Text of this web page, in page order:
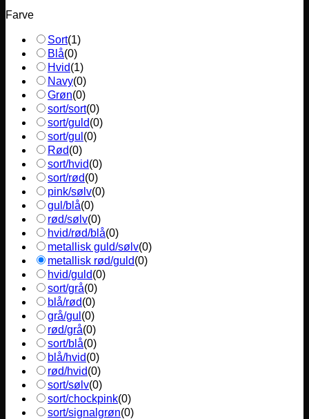
Farve
Sort(1)
Blå(0)
Hvid(1)
Navy(0)
Grøn(0)
sort/sort(0)
sort/guld(0)
sort/gul (0)
Rød(0)
sort/hvid(0)
sort/rød(0)
pink/sølv(0)
gul/blå(0)
rød/sølv(0)
hvid/rød/blå(0)
metallisk guld/sølv(0)
metallisk rød/guld(0)
hvid/guld(0)
sort/grå(0)
blå/rød(0)
grå/gul (0)
rød/grå(0)
sort/blå(0)
blå/hvid(0)
rød/hvid(0)
sort/sølv(0)
sort/chockpink(0)
sort/signalgrøn(0)